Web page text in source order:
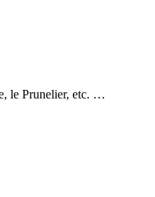
le Prunelier, etc. …